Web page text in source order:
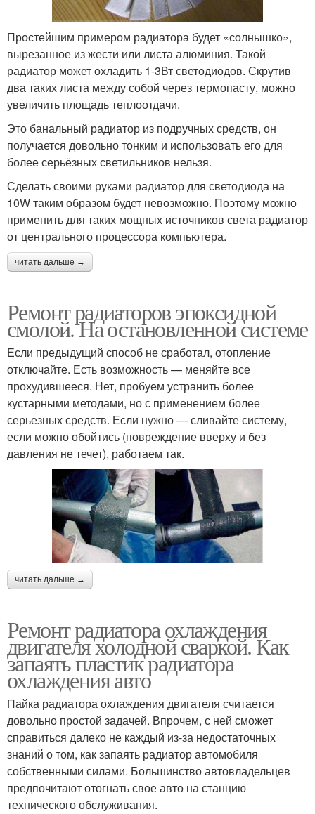
Простейшим примером радиатора будет «солнышко»,
вырезанное из жести или листа алюминия. Такой
радиатор может охладить 1-3Вт светодиодов. Скрутив
два таких листа между собой через термопасту, можно
увеличить площадь теплоотдачи.
Это банальный радиатор из подручных средств, он
получается довольно тонким и использовать его для
более серьёзных светильников нельзя.
Сделать своими руками радиатор для светодиода на
10W таким образом будет невозможно. Поэтому можно
применить для таких мощных источников света радиатор
от центрального процессора компьютера.
читать дальше →
Ремонт радиаторов эпоксидной
смолой. На остановленной системе
Если предыдущий способ не сработал, отопление
отключайте. Есть возможность — меняйте все
прохудившееся. Нет, пробуем устранить более
кустарными методами, но с применением более
серьезных средств. Если нужно — сливайте систему,
если можно обойтись (повреждение вверху и без
давления не течет), работаем так.
читать дальше →
Ремонт радиатора охлаждения
двигателя холодной сваркой. Как
запаять пластик радиатора
охлаждения авто
Пайка радиатора охлаждения двигателя считается
довольно простой задачей. Впрочем, с ней сможет
справиться далеко не каждый из-за недостаточных
знаний о том, как запаять радиатор автомобиля
собственными силами. Большинство автовладельцев
предпочитают отогнать свое авто на станцию
технического обслуживания.